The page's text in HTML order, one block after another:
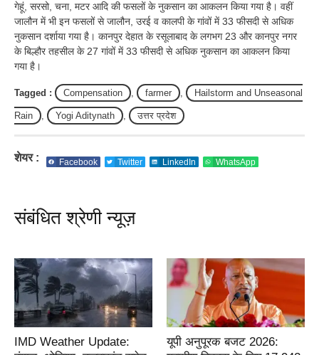
गेहूं, सरसो, चना, मटर आदि की फसलों के नुकसान का आकलन किया गया है। वहीं
जालौन में भी इन फसलों से जालौन, उरई व कालपी के गांवों में 33 फीसदी से अधिक
नुकसान दर्शाया गया है। कानपुर देहात के रसूलाबाद के लगभग 23 और कानपुर नगर
के बिल्हौर तहसील के 27 गांवों में 33 फीसदी से अधिक नुकसान का आकलन किया
गया है।
Tagged : Compensation , farmer , Hailstorm and Unseasonal
Rain , Yogi Aditynath , उत्तर प्रदेश
शेयर : Facebook Twitter LinkedIn WhatsApp
संबंधित श्रेणी न्यूज़
IMD Weather Update:
यूपी अनुपूरक बजट 2026: